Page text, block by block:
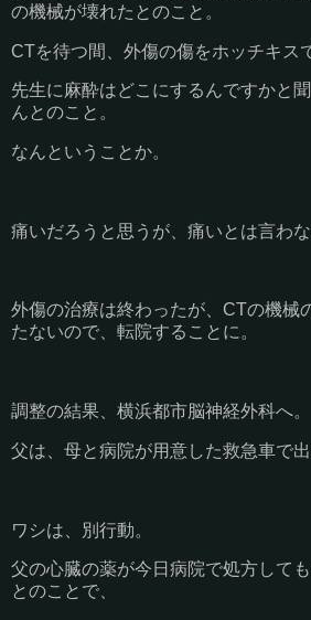
の機械が壊れたとのこと。
CTを待つ間、外傷の傷をホッチキス
先生に麻酔はどこにするんですかと
んとのこと。
なんということか。
痛いだろうと思うが、痛いとは言わな
外傷の治療は終わったが、CTの機械
たないので、転院することに。
調整の結果、横浜都市脳神経外科へ。
父は、母と病院が用意した救急車で出
ワシは、別行動。
父の心臓の薬が今日病院で処方して
とのことで、